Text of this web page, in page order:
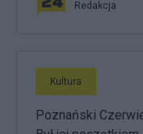
Redakcja
Kultura
Poznański